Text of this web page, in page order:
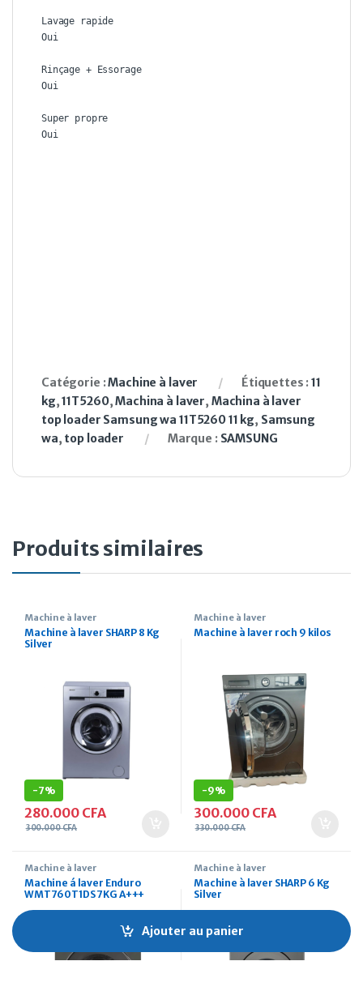
Ajouter au panier
Lavage rapide
Oui
Rinçage + Essorage
Oui
Super propre
Oui
Catégorie :Machine à laver Étiquettes :11
kg,11T5260,Machina à laver, Machina à laver
top loader Samsung wa 11T5260 11 kg, Samsung
wa, top loader Marque : SAMSUNG
Produits similaires
Machine à laver
Machine à laver SHARP 8 Kg
Silver
-7%
280.000 CFA
300.000CFA
Machine à laver
Machine à laver roch 9 kilos
-9%
300.000 CFA
330.000CFA
Machine à laver
Machine á laver Enduro
WMT760T1DS 7KG A+++
Machine à laver
Machine à laver SHARP 6 Kg
Silver